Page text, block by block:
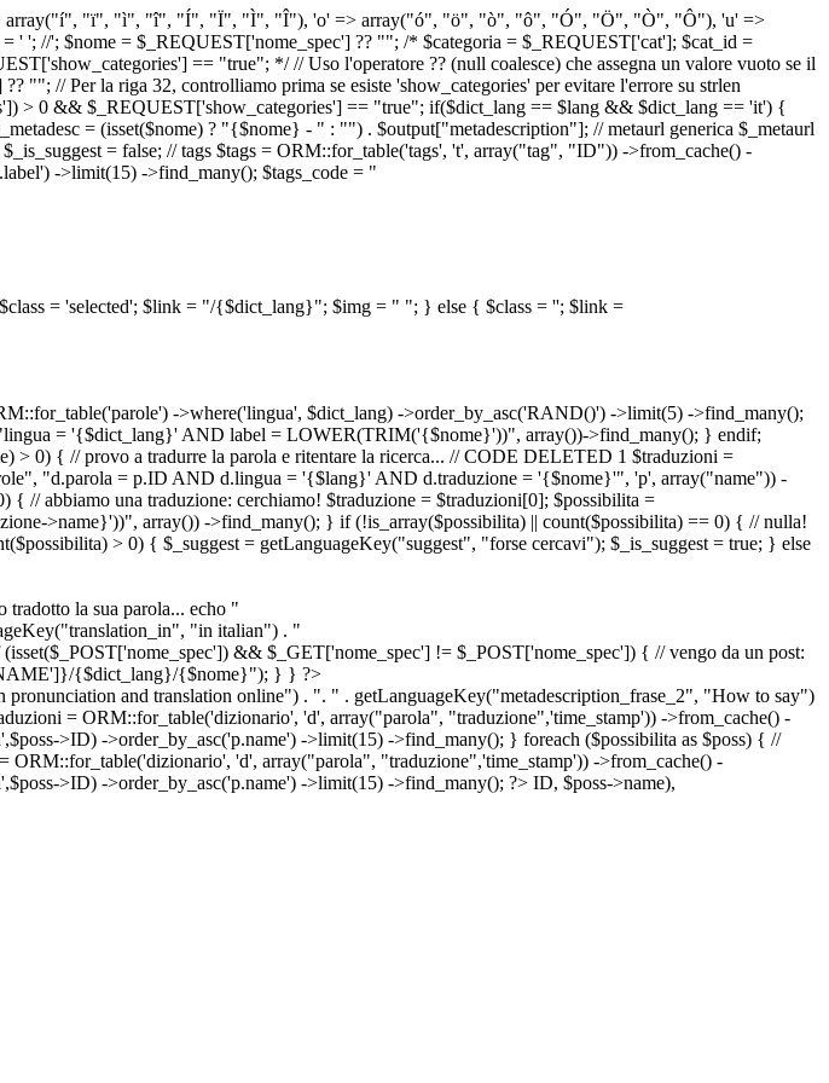
"ï", "ì", "î", "Í", "Ï", "Ì", "Î"), 'o' => array("ó", "ö", "ò", "ô", "Ó", "Ö", "Ò", "Ô"), 'u' =>
' '; //'; $nome = $_REQUEST['nome_spec'] ?? ""; /* $categoria = $_REQUEST['cat']; $cat_id =
== "true"; */ // Uso l'operatore ?? (null coalesce) che assegna un valore vuoto se il
// Per la riga 32, controlliamo prima se esiste 'show_categories' per evitare l'errore su strlen
> 0 && $_REQUEST['show_categories'] == "true"; if($dict_lang == $lang && $dict_lang == 'it') {
= (isset($nome) ? "{$nome} - " : "") . $output["metadescription"]; // metaurl generica $_metaurl
= false; // tags $tags = ORM::for_table('tags', 't', array("tag", "ID")) ->from_cache() -
->limit(15) ->find_many(); $tags_code = "
= 'selected'; $link = "/{$dict_lang}"; $img = " "; } else { $class = ''; $link =
->where('lingua', $dict_lang) ->order_by_asc('RAND()') ->limit(5) ->find_many();
= '{$dict_lang}' AND label = LOWER(TRIM('{$nome}'))", array())->find_many(); } endif;
0) { // provo a tradurre la parola e ritentare la ricerca... // CODE DELETED 1 $traduzioni =
"d.parola = p.ID AND d.lingua = '{$lang}' AND d.traduzione = '{$nome}'", 'p', array("name")) -
// abbiamo una traduzione: cerchiamo! $traduzione = $traduzioni[0]; $possibilita =
>name}'))", array()) ->find_many(); } if (!is_array($possibilita) || count($possibilita) == 0) { // nulla!
> 0) { $_suggest = getLanguageKey("suggest", "forse cercavi"); $_is_suggest = true; } else
la sua parola... echo "
"in italian") . "
&& $_GET['nome_spec'] != $_POST['nome_spec']) { // vengo da un post:
{$dict_lang}/{$nome}"); } } ?>
and translation online") . ". " . getLanguageKey("metadescription_frase_2", "How to say")
= ORM::for_table('dizionario', 'd', array("parola", "traduzione",'time_stamp')) ->from_cache() -
>ID) ->order_by_asc('p.name') ->limit(15) ->find_many(); } foreach ($possibilita as $poss) { //
'd', array("parola", "traduzione",'time_stamp')) ->from_cache() -
>ID) ->order_by_asc('p.name') ->limit(15) ->find_many(); ?> ID, $poss->name),